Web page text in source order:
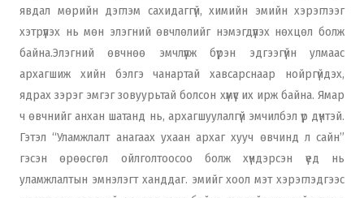
явдал мөрийн дэглэм сахидаггүй, химийн эмийн хэрэглээг
хэтрүүлэх нь мөн элэгний өвчлөлийг нэмэгдүүлэх нөхцөл болж
байна.Элэгний өвчнөө эмчлүүлж бүрэн эдгээгүйн улмаас
архагшиж хийн бэлгэ чанартай хавсарснаар нойргүйдэх,
ядрах зэрэг эмгэг зовуурьтай болсон хүмүүс их ирж байна. Ямар
ч өвчнийг анхан шатанд нь, архагшуулалгүй эмчилбэл үр дүнтэй.
Гэтэл “Уламжлалт анагаах ухаан архаг хууч өвчинд л сайн”
гэсэн өрөөсгөл ойлголтоосоо болж хүндэрсэн үед нь
уламжлалтын эмнэлэгт ханддаг. эмийг хоол мэт хэрэглэдгээс